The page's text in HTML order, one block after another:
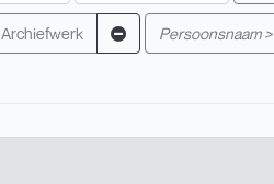
Archiefwerk Persoonsnaam >